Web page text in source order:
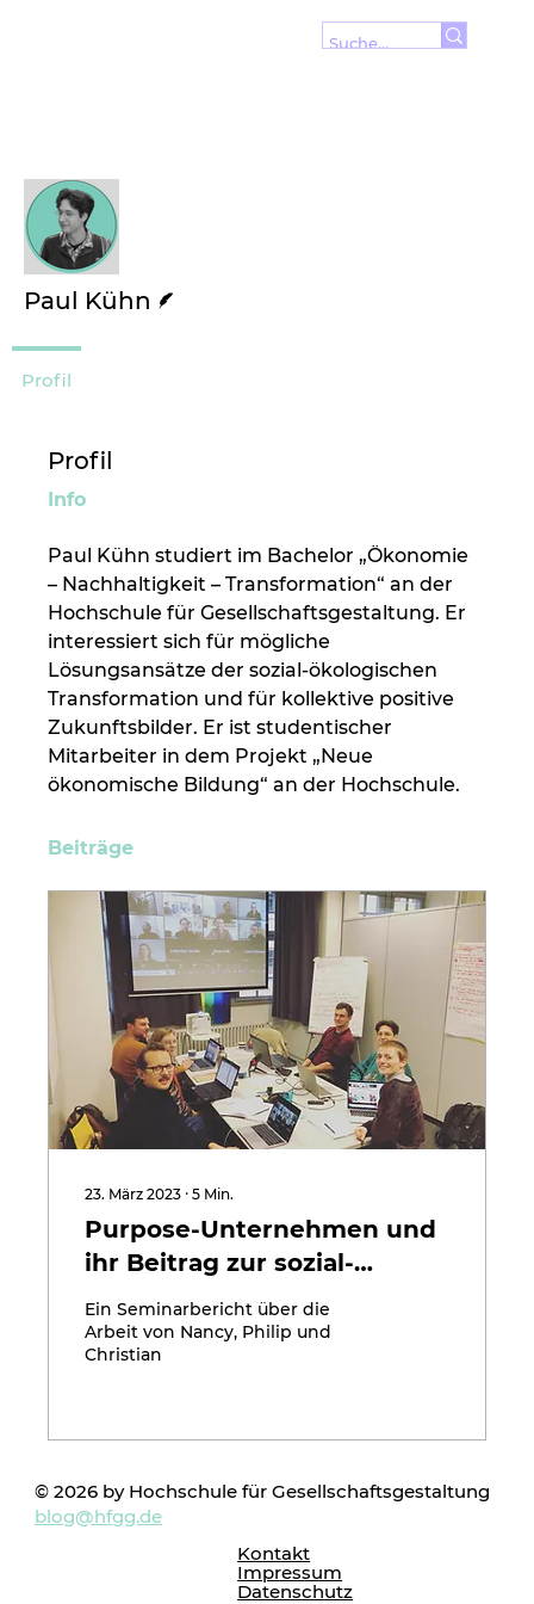
Profil
Info
Paul Kühn studiert im Bachelor „Ökonomie
– Nachhaltigkeit – Transformation“ an der
Hochschule für Gesellschaftsgestaltung. Er
interessiert sich für mögliche
Lösungsansätze der sozial-ökologischen
Transformation und für kollektive positive
Zukunftsbilder. Er ist studentischer
Mitarbeiter in dem Projekt „Neue
ökonomische Bildung“ an der Hochschule.
Beiträge
23. März 2023 ∙ 5 Min.
Purpose-Unternehmen und
ihr Beitrag zur sozial-
ökologischen
Transformation
Ein Seminarbericht über die
Arbeit von Nancy, Philip und
Christian
© 2026 by Hochschule für Gesellschaftsgestaltung
blog@hfgg.de
Impressum
Datenschutz
Kontakt
Paul Kühn
Profil